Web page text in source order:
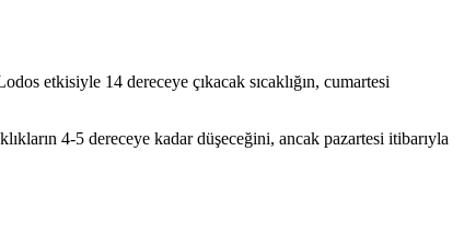
etkisiyle 14 dereceye çıkacak sıcaklığın, cumartesi
4-5 dereceye kadar düşeceğini, ancak pazartesi itibarıyla